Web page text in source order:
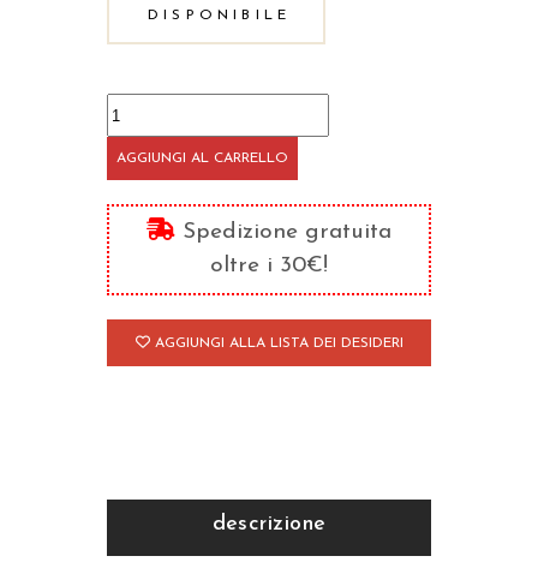
DISPONIBILE
Il
Vangelo
di
Giovanni
quantità
AGGIUNGI AL CARRELLO
Spedizione gratuita
oltre i 30€!
AGGIUNGI ALLA LISTA DEI DESIDERI
descrizione